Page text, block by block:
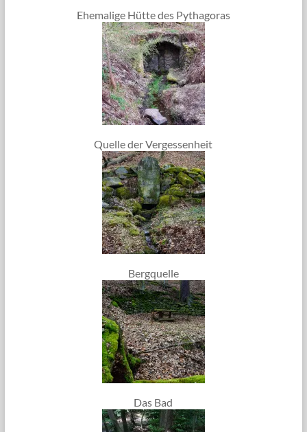
Ehemalige Hütte des Pythagoras
Quelle der Vergessenheit
Bergquelle
Das Bad